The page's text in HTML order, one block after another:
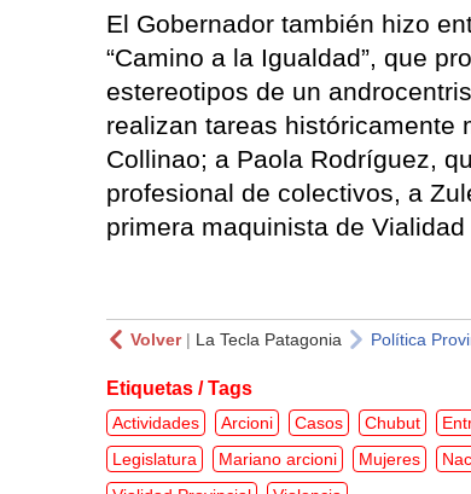
El Gobernador también hizo
“Camino a la Igualdad”, que
estereotipos de un
realizan tareas históricamente
Collinao; a Paola Rodríguez,
profesional de colectivos, a
primera maquinista de
Volver| La Tecla Patagonia Política
Etiquetas / Tags
Actividades Arcioni Casos Chubut
Legislatura
Mariano arcioni Mujeres